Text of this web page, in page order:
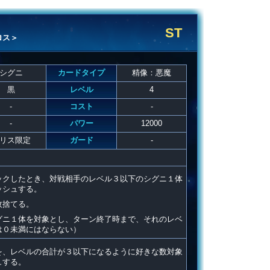
＞ ST
グニ カードタイプ
精像：悪魔
黒
レベル
4
-
コスト
-
-
パワー
12000
ス限定
ガード -
したとき、対戦相手のレベル３以下のシグニ１体
ュする。
てる。
１体を対象とし、ターン終了時まで、それのレベ
未満にはならない）
レベルの合計が３以下になるように好きな数対象
る。